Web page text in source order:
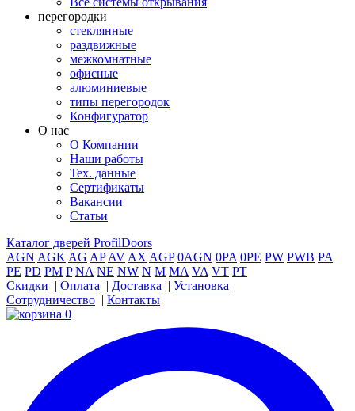
перегородки
стеклянные
раздвижные
межкомнатные
офисные
алюминиевые
типы перегородок
Конфигуратор
О нас
О Компании
Наши работы
Тех. данные
Сертификаты
Вакансии
Статьи
Каталог дверей ProfilDoors
AGN AGKAG APAVAXAGP 0AGN 0PA 0PE PW PWB PA
PE PD PM P NA NE NW N M MA VA VT PT
Скидки
Оплата Доставка
Установка
Сотрудничество
Контакты
0